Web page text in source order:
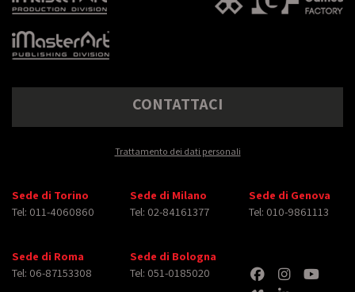
CONTATTACI
Trattamento dei dati personali
Sede di Torino
Tel: 011-4060860
Sede di Milano
Tel: 02-84161377
Sede di Genova
Tel: 010-9861113
Sede di Roma
Tel: 06-87153308
Sede di Bologna
Tel: 051-0185020